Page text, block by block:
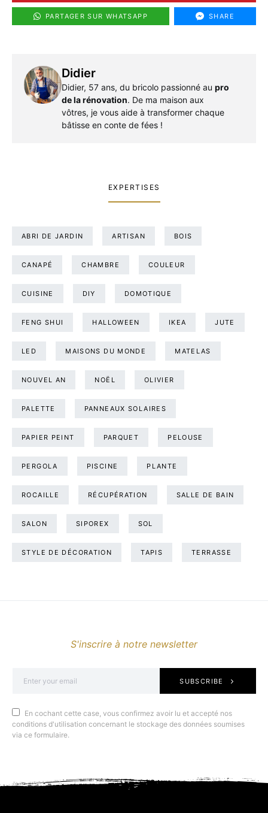
PARTAGER SUR WHATSAPP SHARE
Didier
Didier, 57 ans, du bricolo passionné au pro
de la rénovation. De ma maison aux
vôtres, je vous aide à transformer chaque
bâtisse en conte de fées !
EXPERTISES
ABRI DE JARDIN ARTISAN BOIS
CANAPÉ CHAMBRE COULEUR
CUISINE DIY DOMOTIQUE
FENG SHUI HALLOWEEN IKEA JUTE
LED MAISONS DU MONDE MATELAS
NOUVEL AN NOËL OLIVIER
PALETTE PANNEAUX SOLAIRES
PAPIER PEINT PARQUET PELOUSE
PERGOLA PISCINE PLANTE
ROCAILLE RÉCUPÉRATION SALLE DE BAIN
SALON SIPOREX SOL
STYLE DE DÉCORATION TAPIS TERRASSE
S'inscrire à notre newsletter
SUBSCRIBE
En cochant cette case, vous confirmez avoir lu et accepté nos
conditions d'utilisation concernant le stockage des données soumises
via ce formulaire.